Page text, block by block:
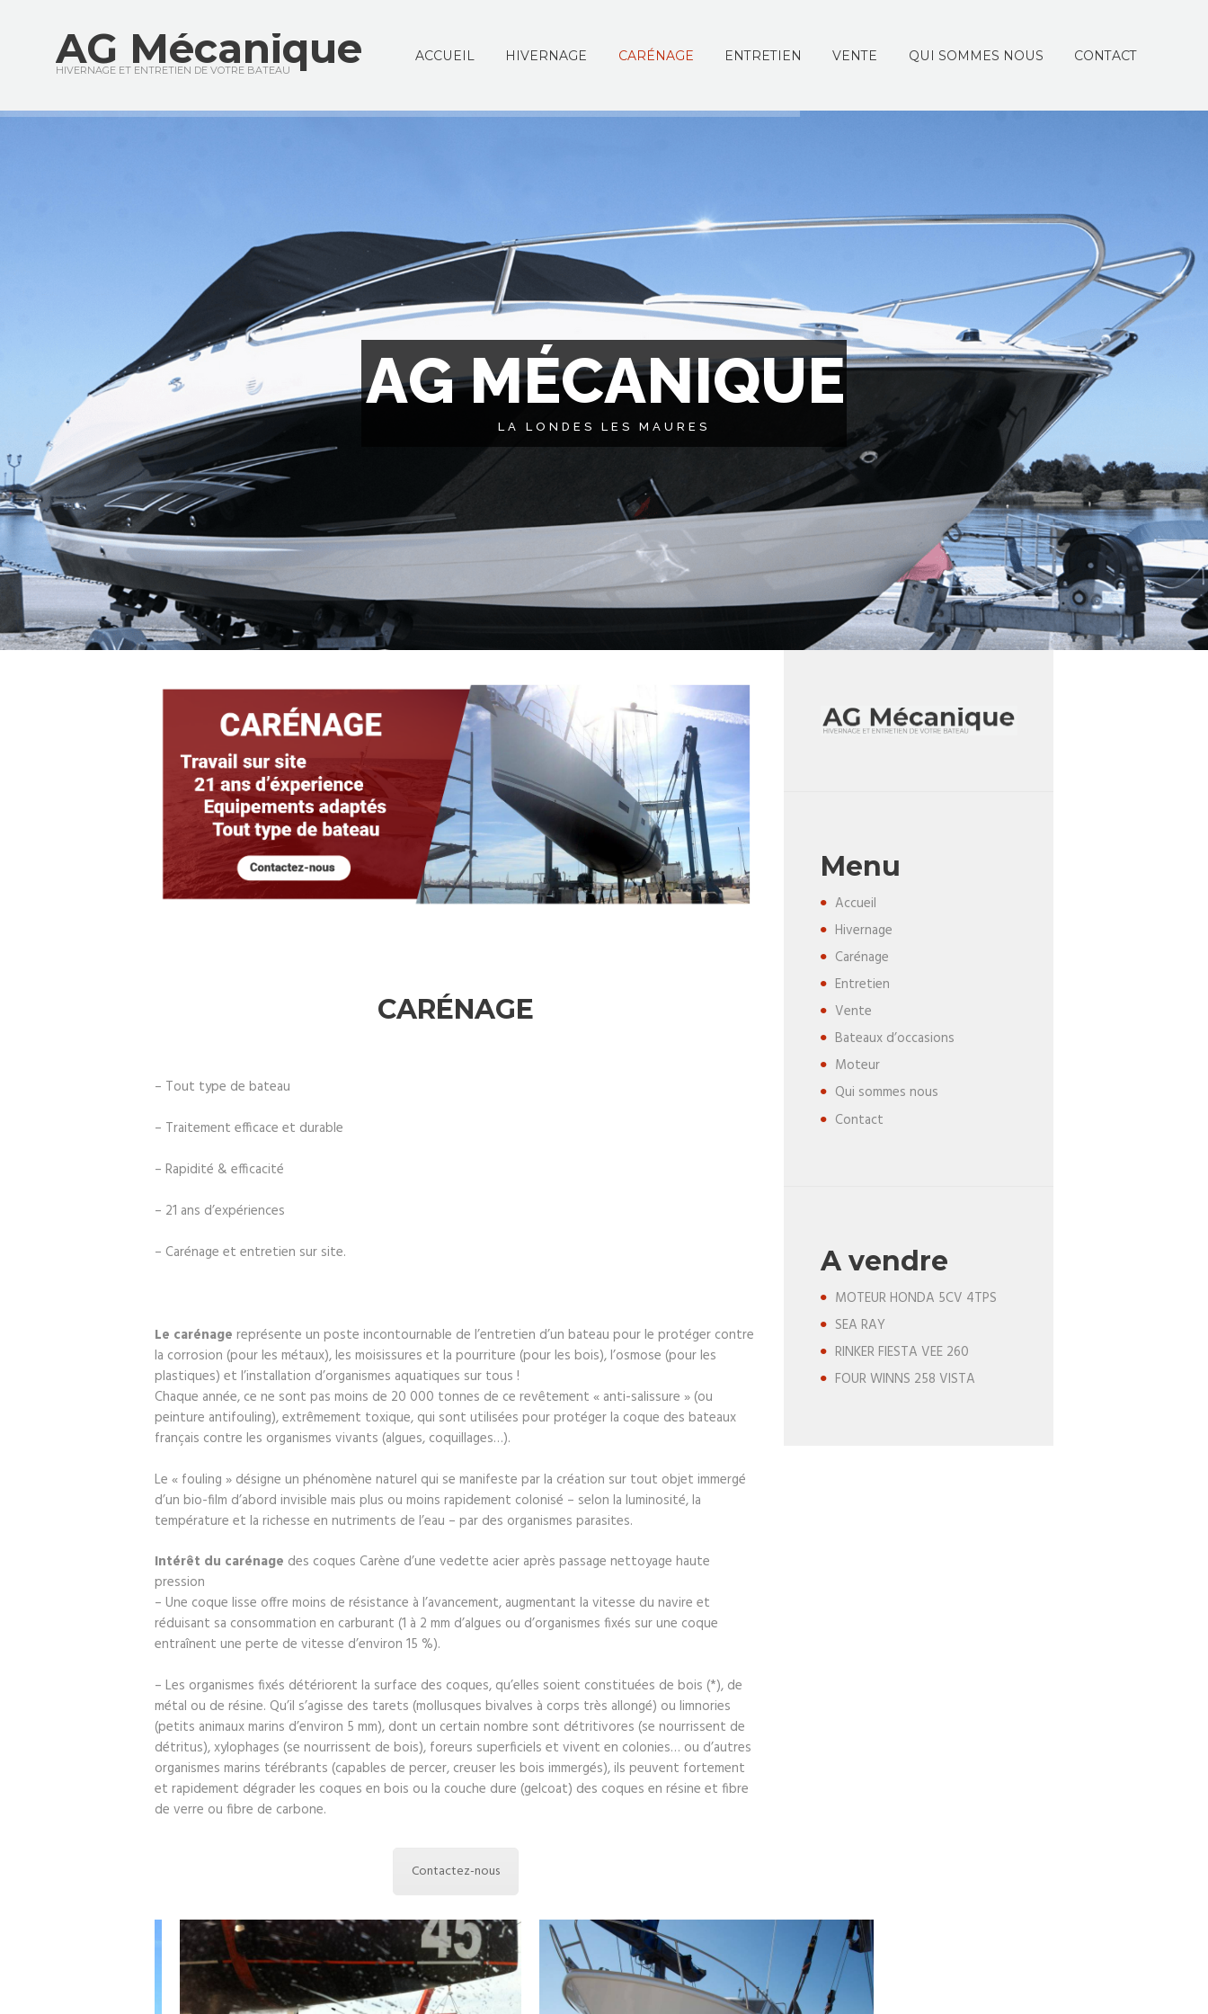
AG Mécanique
HIVERNAGE ET ENTRETIEN DE VOTRE BATEAU
ACCUEIL HIVERNAGE CARÉNAGE ENTRETIEN VENTE QUI SOMMES NOUS CONTACT
AGMÉCANIQUE
LA LONDES LES MAURES
CARÉNAGE
– Tout type de bateau
– Traitement efficace et durable
– Rapidité & efficacité
– 21 ans d’expériences
– Carénage et entretien sur site.
Le carénage représente un poste incontournable de l’entretien d’un bateau pour le protéger contre
la corrosion (pour les métaux), les moisissures et la pourriture (pour les bois), l’osmose (pour les
plastiques) et l’installation d’organismes aquatiques sur tous !
Chaque année, ce ne sont pas moins de 20 000 tonnes de ce revêtement « anti-salissure » (ou
peinture antifouling), extrêmement toxique, qui sont utilisées pour protéger la coque des bateaux
français contre les organismes vivants (algues, coquillages…).
Le « fouling » désigne un phénomène naturel qui se manifeste par la création sur tout objet immergé
d’un bio-film d’abord invisible mais plus ou moins rapidement colonisé – selon la luminosité, la
température et la richesse en nutriments de l’eau – par des organismes parasites.
Intérêt du carénage des coques Carène d’une vedette acier après passage nettoyage haute
pression
– Une coque lisse offre moins de résistance à l’avancement, augmentant la vitesse du navire et
réduisant sa consommation en carburant (1 à 2 mm d’algues ou d’organismes fixés sur une coque
entraînent une perte de vitesse d’environ 15 %).
– Les organismes fixés détériorent la surface des coques, qu’elles soient constituées de bois (*), de
métal ou de résine. Qu’il s’agisse des tarets (mollusques bivalves à corps très allongé) ou limnories
(petits animaux marins d’environ 5 mm), dont un certain nombre sont détritivores (se nourrissent de
détritus), xylophages (se nourrissent de bois), foreurs superficiels et vivent en colonies… ou d’autres
organismes marins térébrants (capables de percer, creuser les bois immergés), ils peuvent fortement
et rapidement dégrader les coques en bois ou la couche dure (gelcoat) des coques en résine et fibre
de verre ou fibre de carbone.
Contactez-nous
Menu
Accueil
Hivernage
Carénage
Entretien
Vente
Bateaux d’occasions
Moteur
Qui sommes nous
Contact
A vendre
MOTEUR HONDA 5CV 4TPS
SEA RAY
RINKER FIESTA VEE 260
FOUR WINNS 258 VISTA